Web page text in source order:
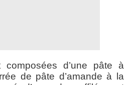
composées d’une pâte à
de pâte d’amande à la